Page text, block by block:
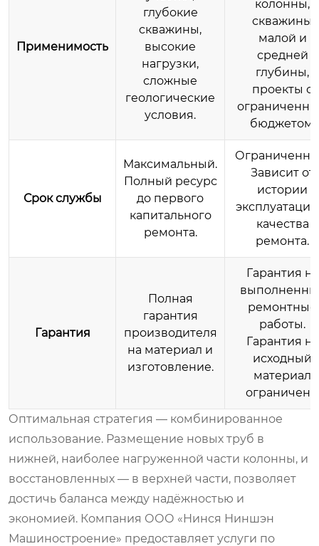
Применимость
глубокие
скважины,
высокие
нагрузки,
сложные
геологические
условия.
колонны,
скважины
малой и
средней
глубины,
проекты с
бюджетом.
Срок службы
Максимальный.
Полный ресурс
до первого
капитального
ремонта.
Зависит от
истории
качества
ремонта.
Гарантия
Полная
гарантия
производителя
на материал и
изготовление.
Гарантия на
ремонтные
работы.
Гарантия на
исходный
материал
ограничена.
Оптимальная стратегия — комбинированное
использование. Размещение новых труб в
нижней, наиболее нагруженной части колонны, и
восстановленных — в верхней части, позволяет
достичь баланса между надёжностью и
экономией. Компания ООО «Нинся Ниншэн
Машиностроение» предоставляет услуги по